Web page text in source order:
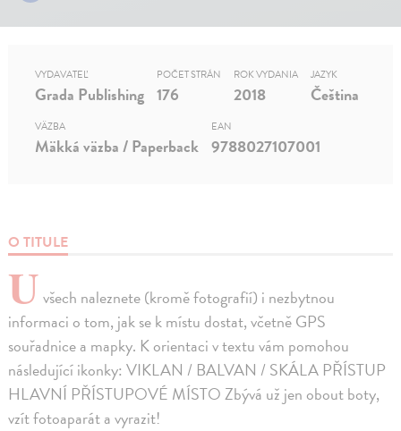
O TITULE
Uvšech naleznete (kromě fotografií) i nezbytnou
informaci o tom, jak se k místu dostat, včetně GPS
souřadnice a mapky. K orientaci v textu vám pomohou
následující ikonky: VIKLAN / BALVAN / SKÁLA PŘÍSTUP
HLAVNÍ PŘÍSTUPOVÉ MÍSTO Zbývá už jen obout boty,
vzít fotoaparát a vyrazit!
VYDAVATEĽ
Grada Publishing
POČET STRÁN
176
ROK VYDANIA
2018
JAZYK
Čeština
VÄZBA
Mäkká väzba / Paperback
EAN
9788027107001